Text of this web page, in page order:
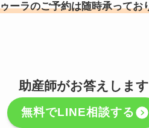
ーラのご予約は随時承ってお
助産師がお答えします
無料でLINE相談する